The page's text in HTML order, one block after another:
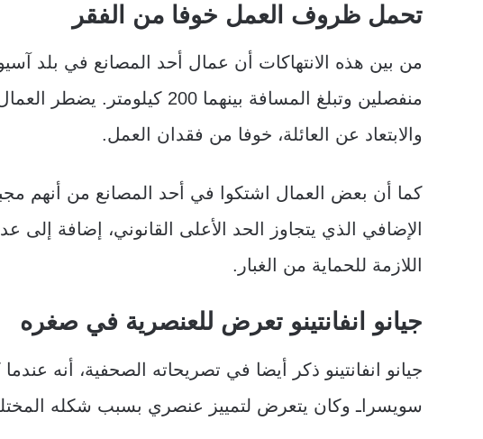
تحمل ظروف العمل خوفا من الفقر
من بين هذه الانتهاكات أن عمال أحد المصانع في بلد
منفصلين وتبلغ المسافة بينهما
والابتعاد عن العائلة، خوفا من فقدان العمل.
كما أن بعض العمال اشتكوا في أحد المصانع من أنهم
الإضافي الذي يتجاوز الحد الأعلى القانوني، إضافة إلى
اللازمة للحماية من الغبار.
جيانو انفانتينو تعرض للعنصرية في صغره
جيانو انفانتينو ذكر أيضا في تصريحاته الصحفية، أنه
سويسراـ وكان يتعرض لتمييز عنصري بسبب شكله